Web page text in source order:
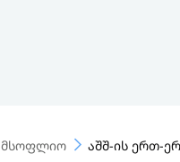
მსოფლიო აშშ-ის ერთ-